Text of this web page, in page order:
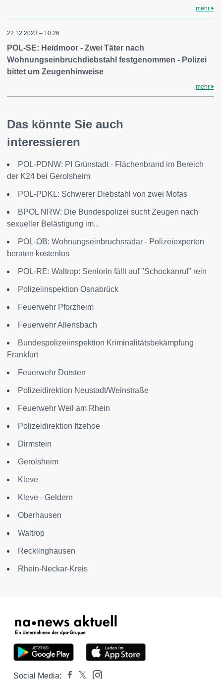
mehr
22.12.2023 – 10:26
POL-SE: Heidmoor - Zwei Täter nach
Wohnungseinbruchdiebstahl festgenommen - Polizei
bittet um Zeugenhinweise
mehr
Das könnte Sie auch
interessieren
POL-PDNW: PI Grünstadt - Flächenbrand im Bereich
der K24 bei Gerolsheim
POL-PDKL: Schwerer Diebstahl von zwei Mofas
BPOL NRW: Die Bundespolizei sucht Zeugen nach
sexueller Belästigung im...
POL-OB: Wohnungseinbruchsradar - Polizeiexperten
beraten kostenlos
POL-RE: Waltrop: Seniorin fällt auf "Schockanruf" rein
Polizeiinspektion Osnabrück
Feuerwehr Pforzheim
Feuerwehr Allensbach
Bundespolizeiinspektion Kriminalitätsbekämpfung
Frankfurt
Feuerwehr Dorsten
Polizeidirektion Neustadt/Weinstraße
Feuerwehr Weil am Rhein
Polizeidirektion Itzehoe
Dirmstein
Gerolsheim
Kleve
Kleve - Geldern
Oberhausen
Waltrop
Recklinghausen
Rhein-Neckar-Kreis
Social Media: